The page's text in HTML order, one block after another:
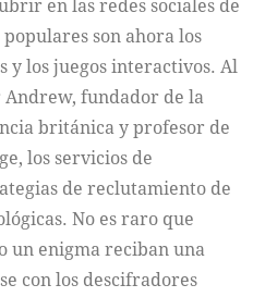
en las redes sociales de
son ahora los
y los juegos interactivos. Al
fundador de la
británica y profesor de
los servicios de
de reclutamiento de
No es raro que
un enigma reciban una
con los descifradores